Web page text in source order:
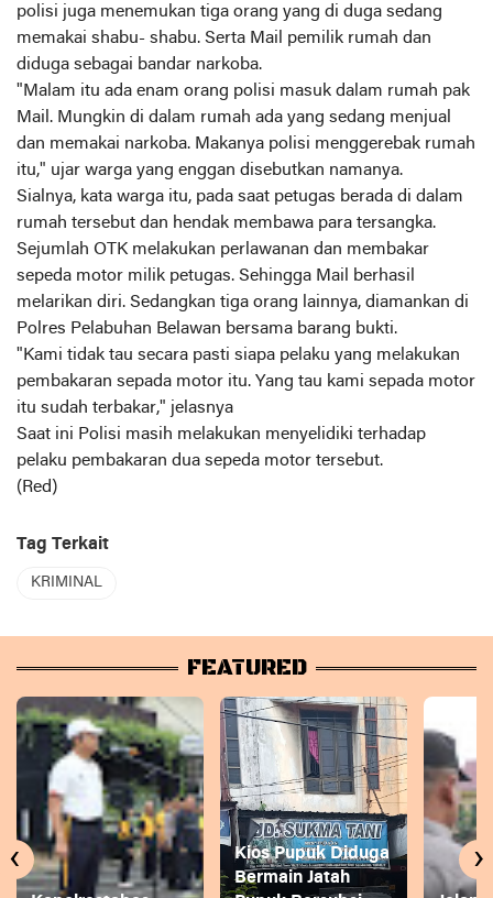
polisi juga menemukan tiga orang yang di duga sedang
memakai shabu- shabu. Serta Mail pemilik rumah dan
diduga sebagai bandar narkoba.
"Malam itu ada enam orang polisi masuk dalam rumah pak
Mail. Mungkin di dalam rumah ada yang sedang menjual
dan memakai narkoba. Makanya polisi menggerebak rumah
itu," ujar warga yang enggan disebutkan namanya.
Sialnya, kata warga itu, pada saat petugas berada di dalam
rumah tersebut dan hendak membawa para tersangka.
Sejumlah OTK melakukan perlawanan dan membakar
sepeda motor milik petugas. Sehingga Mail berhasil
melarikan diri. Sedangkan tiga orang lainnya, diamankan di
Polres Pelabuhan Belawan bersama barang bukti.
"Kami tidak tau secara pasti siapa pelaku yang melakukan
pembakaran sepada motor itu. Yang tau kami sepada motor
itu sudah terbakar," jelasnya
Saat ini Polisi masih melakukan menyelidiki terhadap
pelaku pembakaran dua sepeda motor tersebut.
(Red)
Tag Terkait
KRIMINAL
FEATURED
Kios Pupuk Diduga
Bermain Jatah
‹ ›